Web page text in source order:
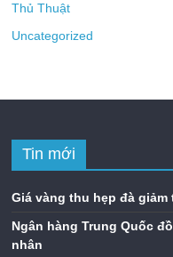
Thủ Thuật
Uncategorized
Tin mới
Giá vàng thu hẹp đà
Ngân hàng Trung Quốc
nhân